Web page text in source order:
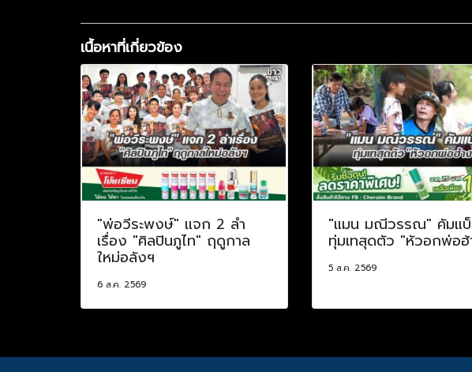
เนื้อหาที่เกี่ยวข้อง
"พ่อวีระพงษ์" แจก 2 ลำ
เรื่อง "ศิลปินภูไท" ฤดูกาล
ใหม่อลังฯ
6 ส.ค. 2569
"แมน มณีวรรณ" คัมแ
ทุ่มเทสุดตัว "หัวอกพ่อฮ้
5 ส.ค. 2569